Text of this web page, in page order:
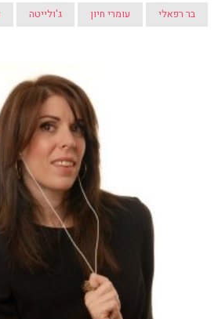
בר רפאלי עומרי חיון ג'ולייטה